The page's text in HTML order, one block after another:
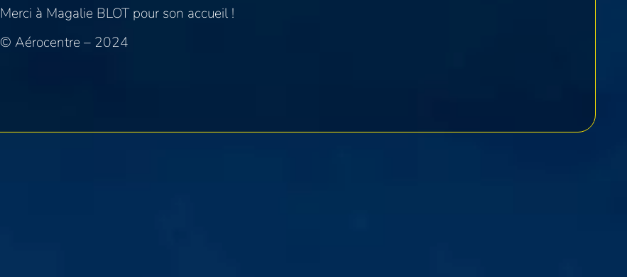
Merci à Magalie BLOT pour son accueil !
© Aérocentre – 2024